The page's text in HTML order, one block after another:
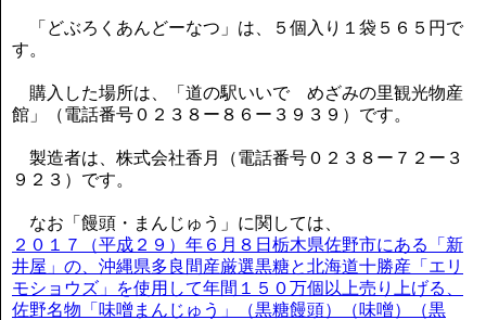
「どぶろくあんどーなつ」は、５個入り１袋５６５円で
す。
購入した場所は、「道の駅いいで めざみの里観光物産
館」（電話番号０２３８ー８６ー３９３９）です。
製造者は、株式会社香月（電話番号０２３８ー７２ー３
９２３）です。
なお「饅頭・まんじゅう」に関しては、
２０１７（平成２９）年６月８日栃木県佐野市にある「新
井屋」の、沖縄県多良間産厳選黒糖と北海道十勝産「エリ
モショウズ」を使用して年間１５０万個以上売り上げる、
佐野名物「味噌まんじゅう」（黒糖饅頭）（味噌）（黒